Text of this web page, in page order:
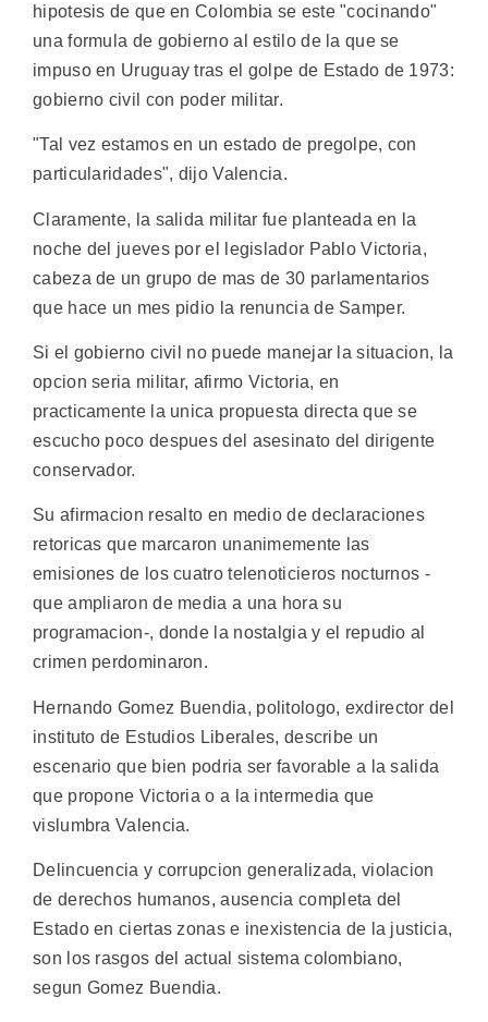
hipotesis de que en Colombia se este "cocinando"
una formula de gobierno al estilo de la que se
impuso en Uruguay tras el golpe de Estado de 1973:
gobierno civil con poder militar.
"Tal vez estamos en un estado de pregolpe, con
particularidades", dijo Valencia.
Claramente, la salida militar fue planteada en la
noche del jueves por el legislador Pablo Victoria,
cabeza de un grupo de mas de 30 parlamentarios
que hace un mes pidio la renuncia de Samper.
Si el gobierno civil no puede manejar la situacion, la
opcion seria militar, afirmo Victoria, en
practicamente la unica propuesta directa que se
escucho poco despues del asesinato del dirigente
conservador.
Su afirmacion resalto en medio de declaraciones
retoricas que marcaron unanimemente las
emisiones de los cuatro telenoticieros nocturnos -
que ampliaron de media a una hora su
programacion-, donde la nostalgia y el repudio al
crimen perdominaron.
Hernando Gomez Buendia, politologo, exdirector del
instituto de Estudios Liberales, describe un
escenario que bien podria ser favorable a la salida
que propone Victoria o a la intermedia que
vislumbra Valencia.
Delincuencia y corrupcion generalizada, violacion
de derechos humanos, ausencia completa del
Estado en ciertas zonas e inexistencia de la justicia,
son los rasgos del actual sistema colombiano,
segun Gomez Buendia.